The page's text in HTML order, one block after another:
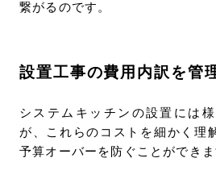
繋がるのです。
設置工事の費用内訳を管
システムキッチンの設置には
が、これらのコストを細かく理
予算オーバーを防ぐことができま